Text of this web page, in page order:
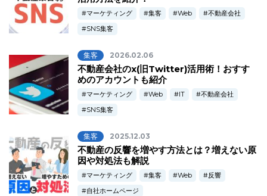
マーケティング 集客 Web
不動産会社
SNS集客
集客 2026.02.06
不動産会社のx(旧Twitter)活用術！おすす
めのアカウントも紹介
マーケティング Web IT
不動産会社
SNS集客
集客 2025.12.03
不動産の反響を増やす方法とは？増えない原
因や対処法も解説
マーケティング 集客 Web
反響
自社ホームページ